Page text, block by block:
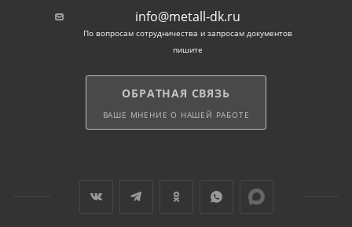
info@metall-dk.ru
По вопросам сотрудничества и запросам документов
пишите
ОБРАТНАЯ СВЯЗЬ
ВАШЕ МНЕНИЕ О НАШЕЙ РАБОТЕ